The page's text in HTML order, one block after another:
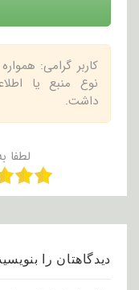
کاربر گرامی:
نوع منبع یا
داشت.
لطفا
دیدگاهتان را